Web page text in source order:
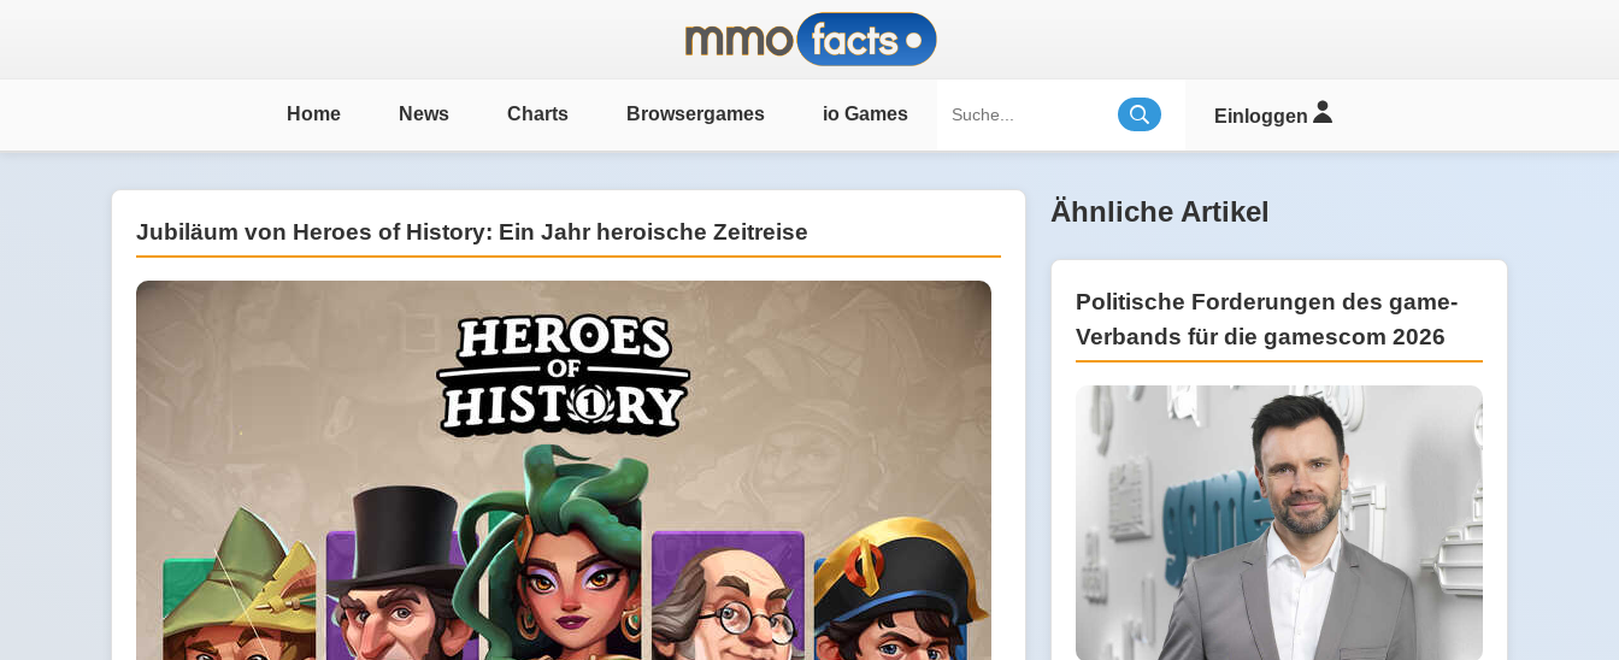
Home News Charts Browsergames io Games Einloggen
Jubiläum von Heroes of History: Ein Jahr heroische Zeitreise
Ähnliche Artikel
Politische Forderungen des game-
Verbands für die gamescom 2026